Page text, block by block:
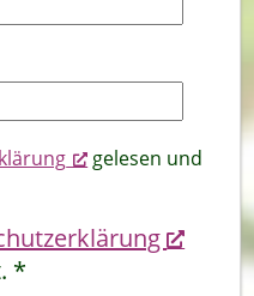
gelesen und
*